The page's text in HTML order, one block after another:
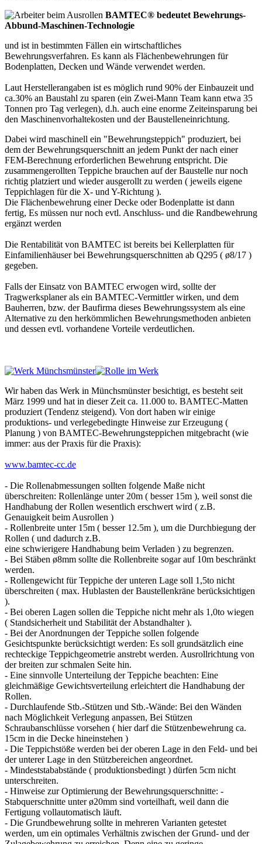
BAMTEC® bedeutet Bewehrungs-
Abbund-Maschinen-Technologie
und ist in bestimmten Fällen ein wirtschaftliches
Bewehrungsverfahren. Es kann als Flächenbewehrungen für
Bodenplatten, Decken und Wände verwendet werden.
Laut Herstellerangaben ist es möglich rund 90% der Einbauzeit und
ca.30% an Baustahl zu sparen (ein Zwei-Mann Team kann etwa 35
Tonnen pro Tag verlegen), d.h. auch eine enorme Zeiteinsparung bei
den Maschinenvorhaltekosten und der Baustelleneinrichtung.
Dabei wird maschinell ein "Bewehrungsteppich" produziert, bei
dem der Bewehrungsquerschnitt an jedem Punkt der nach einer
FEM-Berechnung erforderlichen Bewehrung entspricht. Die
zusammengerollten Teppiche brauchen auf der Baustelle nur noch
richtig platziert und wieder ausgerollt zu werden ( jeweils eigene
Teppichlagen für die X- und Y-Richtung ).
Die Flächenbewehrung einer Decke oder Bodenplatte ist dann
fertig, Es müssen nur noch evtl. Anschluss- und die Randbewehrung
ergänzt werden
Die Rentabilität von BAMTEC ist bereits bei Kellerplatten für
Einfamilienhäuser bei Bewehrungsquerschnitten ab Q295 ( ø8/17 )
gegeben.
Falls der Einsatz von BAMTEC erwogen wird, sollte der
Tragwerksplaner als ein BAMTEC-Vermittler wirken, und dem
Bauherren, bzw. der Baufirma dieses Bewehrungssystem als eine
Alternative zu den herkömmlichen Bewehrungsmethoden anbieten
und dessen evtl. vorhandene Vorteile verdeutlichen.
Wir haben das Werk in Münchsmünster besichtigt, es besteht seit
März 1999 und hat in dieser Zeit ca. 11.000 to. BAMTEC-Matten
produziert (Tendenz steigend). Von dort haben wir einige
produktions- und verlegebedingte Hinweise zur Erzeugung (
Planung ) von BAMTEC-Bewehrungsteppichen mitgebracht (wie
immer: aus der Praxis für die Praxis):
www.bamtec-cc.de
- Die Rollenabmessungen sollten folgende Maße nicht
überschreiten: Rollenlänge unter 20m ( besser 15m ), weil sonst die
Handhabung der Rollen wesentlich erschwert wird ( z.B.
Genauigkeit beim Ausrollen )
- Rollenbreite unter 15m ( besser 12.5m ), um die Durchbiegung der
Rollen ( und dadurch z.B.
eine schwierigere Handhabung beim Verladen ) zu begrenzen.
- Bei Stäben ø8mm sollte die Rollenbreite sogar auf 10m beschränkt
werden.
- Rollengewicht für Teppiche der unteren Lage soll 1,5to nicht
überschreiten ( max. Hublasten der Baustellenkräne berücksichtigen
).
- Bei oberen Lagen sollen die Teppiche nicht mehr als 1,0to wiegen
( Standsicherheit und Stabilität der Abstandhalter ).
- Bei der Anordnungen der Teppiche sollen folgende
Gesichtspunkte berücksichtigt werden: Es soll grundsätzlich eine
rechteckige Teppichgeometrie anstrebt werden. Ausrollrichtung von
der breiten zur schmalen Seite hin.
- Eine sinnvolle Unterteilung der Teppiche beachten: Eine
gleichmäßige Gewichtsverteilung erleichtert die Handhabung der
Rollen.
- Durchlaufende Stb.-Stützen und Stb.-Wände: Bei den Wänden
nach Möglichkeit Verlegung anpassen, Bei Stützen
Schraubanschlüsse vorsehen ( hier darf die Stützenbewehrung ca.
15cm in die Decke hineinstehen )
- Die Teppichstöße werden bei der oberen Lage in den Feld- und bei
der unterer Lage in den Stützbereichen angeordnet.
- Mindeststababstände ( produktionsbedingt ) dürfen 5cm nicht
unterschreiten.
- Hinweise zur Optimierung der Bewehrungsquerschnitte: -
Stabquerschnitte unter ø20mm sind vorteilhaft, weil dann die
Fertigung vollautomatisch läuft.
- Die Grundbewehrung sollte in mehreren Varianten getestet
werden, um ein optimales Verhältnis zwischen der Grund- und der